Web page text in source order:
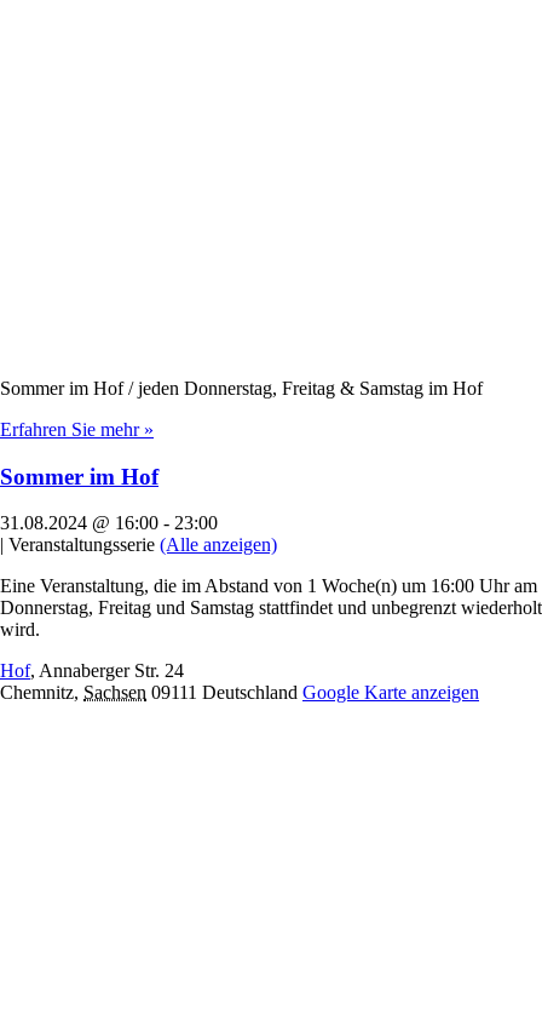
Sommer im Hof / jeden Donnerstag, Freitag & Samstag im Hof
Erfahren Sie mehr »
Sommer im Hof
31.08.2024 @ 16:00 - 23:00
| Veranstaltungsserie (Alle anzeigen)
Eine Veranstaltung, die im Abstand von 1 Woche(n) um 16:00 Uhr am
Donnerstag, Freitag und Samstag stattfindet und unbegrenzt wiederholt
wird.
Hof, Annaberger Str. 24
Chemnitz, Sachsen 09111 Deutschland Google Karte anzeigen